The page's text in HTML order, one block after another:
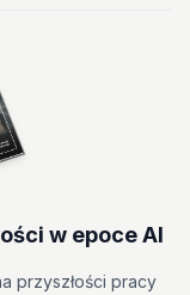
w epoce AI
przyszłości pracy